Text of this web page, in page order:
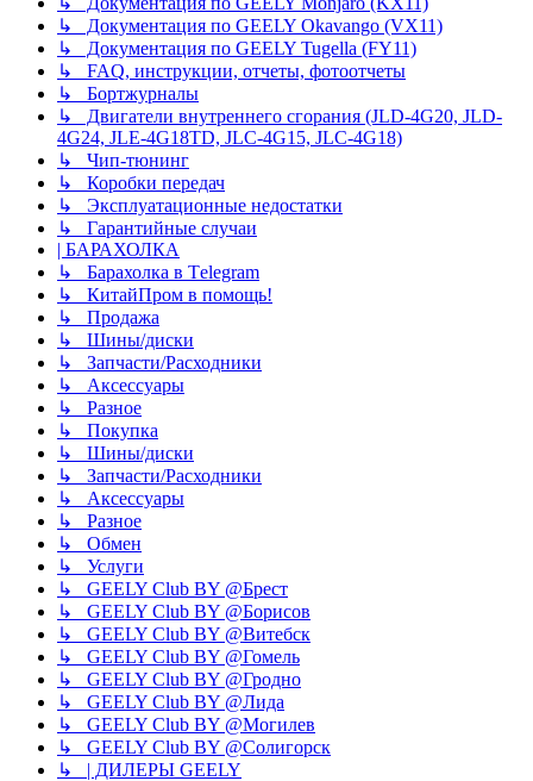
↳ Документация по GEELY Okavango (VX11)
↳ Документация по GEELY Tugella (FY11)
↳ FAQ, инструкции, отчеты, фотоотчеты
↳ Бортжурналы
↳ Двигатели внутреннего сгорания (JLD-4G20, JLD-
4G24, JLE-4G18TD, JLC-4G15, JLC-4G18)
↳ Чип-тюнинг
↳ Коробки передач
↳ Эксплуатационные недостатки
↳ Гарантийные случаи
| БАРАХОЛКА
↳ Барахолка в Tеlegram
↳ КитайПром в помощь!
↳ Продажа
↳ Шины/диски
↳ Запчасти/Расходники
↳ Аксессуары
↳ Разное
↳ Покупка
↳ Шины/диски
↳ Запчасти/Расходники
↳ Аксессуары
↳ Разное
↳ Обмен
↳ Услуги
↳ GEELY Club BY @Брест
↳ GEELY Club BY @Борисов
↳ GEELY Club BY @Витебск
↳ GEELY Club BY @Гомель
↳ GEELY Club BY @Гродно
↳ GEELY Club BY @Лида
↳ GEELY Club BY @Могилев
↳ GEELY Club BY @Солигорск
↳ | ДИЛЕРЫ GEELY